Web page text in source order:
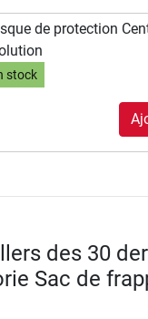
de protection
stock
des 30
Sac de